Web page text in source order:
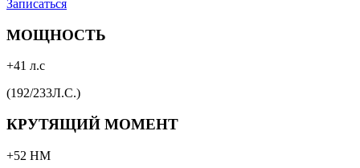
Записаться
МОЩНОСТЬ
+41 л.с
(192/233Л.С.)
КРУТЯЩИЙ МОМЕНТ
+52 НМ